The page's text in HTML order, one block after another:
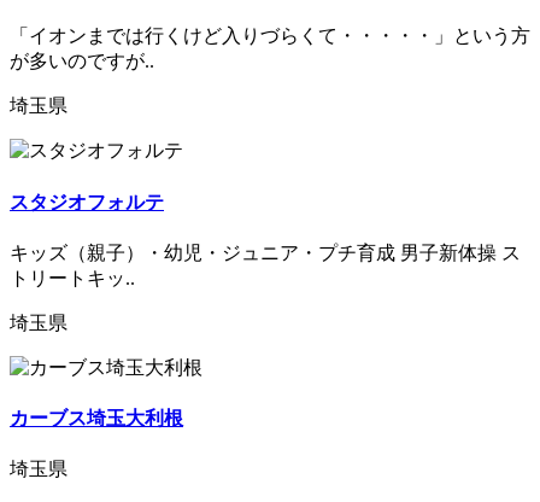
「イオンまでは行くけど入りづらくて・・・・・」という方
が多いのですが..
埼玉県
スタジオフォルテ
キッズ（親子）・幼児・ジュニア・プチ育成 男子新体操 ス
トリートキッ..
埼玉県
カーブス埼玉大利根
埼玉県